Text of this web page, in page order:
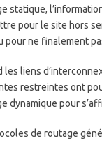
statique,
pour le site hors
pour ne finalement
les liens
restreintes ont
dynamique pour
de routage